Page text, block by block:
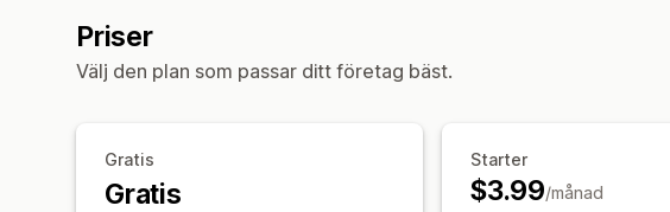
Priser
Välj den plan som passar ditt företag bäst.
Gratis
Gratis
Starter
$3.99/månad